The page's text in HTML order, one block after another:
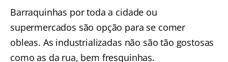
Barraquinhas por toda a cidade ou
supermercados são opção para se comer
obleas. As industrializadas não são tão gostosas
como as da rua, bem fresquinhas.